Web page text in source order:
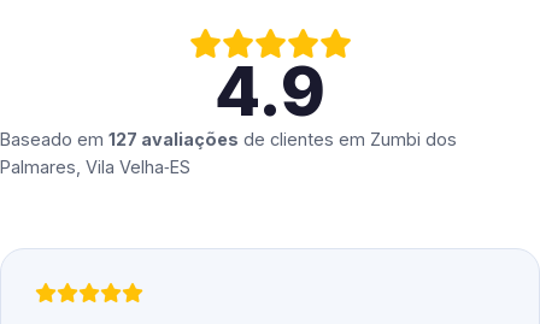
4.9
Baseado em 127 avaliações de clientes em Zumbi dos
Palmares, Vila Velha‑ES